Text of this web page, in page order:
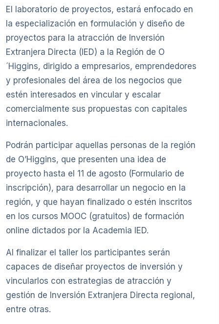
El laboratorio de proyectos, estará enfocado en
la especialización en formulación y diseño de
proyectos para la atracción de Inversión
Extranjera Directa (IED) a la Región de O
´Higgins, dirigido a empresarios, emprendedores
y profesionales del área de los negocios que
estén interesados en vincular y escalar
comercialmente sus propuestas con capitales
internacionales.
Podrán participar aquellas personas de la región
de O’Higgins, que presenten una idea de
proyecto hasta el 11 de agosto (Formulario de
inscripción), para desarrollar un negocio en la
región, y que hayan finalizado o estén inscritos
en los cursos MOOC (gratuitos) de formación
online dictados por la Academia IED.
Al finalizar el taller los participantes serán
capaces de diseñar proyectos de inversión y
vincularlos con estrategias de atracción y
gestión de Inversión Extranjera Directa regional,
entre otras.